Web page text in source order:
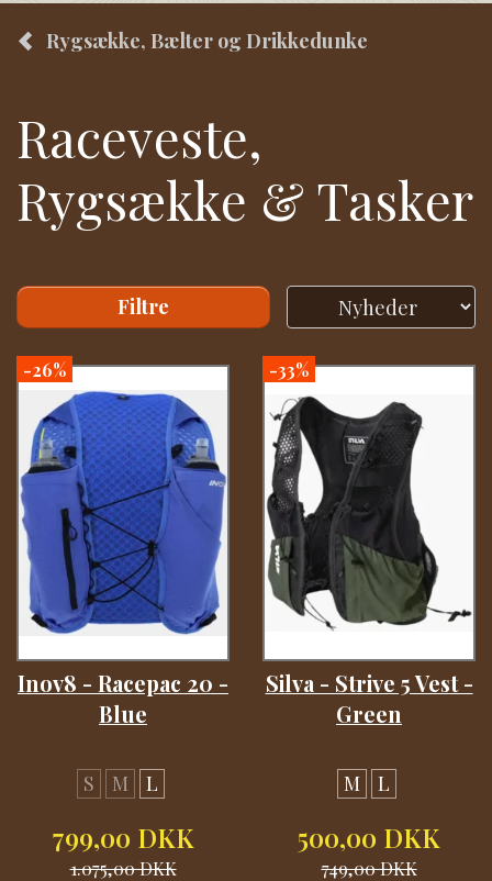
Rygsække, Bælter og Drikkedunke
Raceveste,
Rygsække & Tasker
Filtre
-26%
Inov8 - Racepac 20 -
Blue
S M L
799,00 DKK
1.075,00 DKK
-33%
Silva - Strive 5 Vest -
Green
M L
500,00 DKK
749,00 DKK